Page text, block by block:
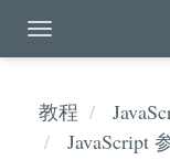
教程
JavaScript